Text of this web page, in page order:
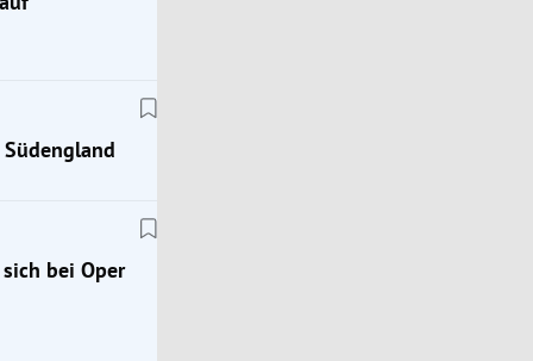
Profitänzer Andy und Kelly Kainz haben ihr
bei Oper